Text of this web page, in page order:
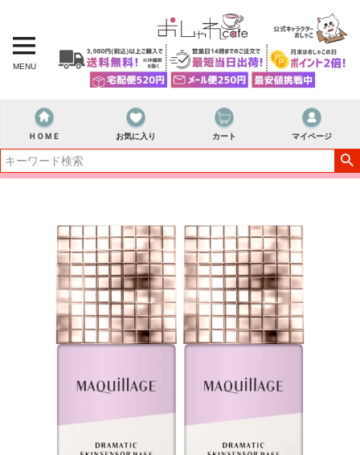
MENU
ＨＯＭＥ お気に入り カート マイページ